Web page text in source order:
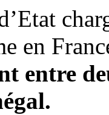
en
entre